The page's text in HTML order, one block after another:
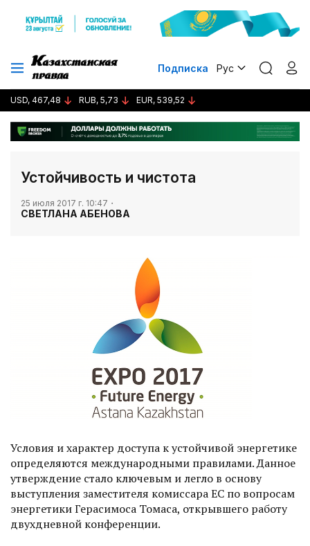
Подписка Рус
USD, 467,48 RUB, 5,73 EUR, 539,52
Устойчивость и чистота
25 июля 2017 г. 10:47
СВЕТЛАНА АБЕНОВА
Условия и характер доступа к устойчивой энергетике
определяют­ся международными правилами. Данное
утверждение стало ключевым и легло в основу
выступления заместителя комиссара ЕС по вопросам
энергетики Герасимоса Томаса, открывшего работу
двухдневной конференции.